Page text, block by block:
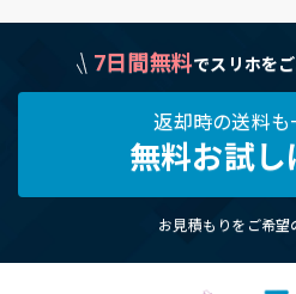
7日間無料でスリホを
返却時の送料も
無料お試し
お見積もりをご希望